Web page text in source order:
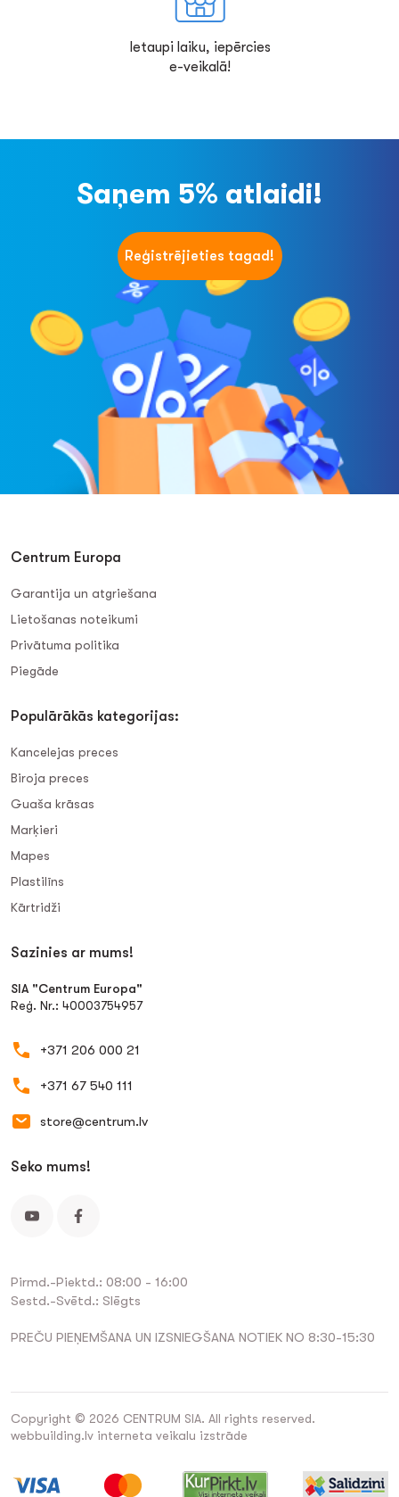
Ietaupi laiku, iepērcies
e-veikalā!
Saņem 5% atlaidi!
Reģistrējieties tagad!
Centrum Europa
Garantija un atgriešana
Lietošanas noteikumi
Privātuma politika
Piegāde
Populārākās kategorijas:
Kancelejas preces
Biroja preces
Guaša krāsas
Marķieri
Mapes
Plastilīns
Kārtridži
Sazinies ar mums!
SIA "Centrum Europa"
Reģ. Nr.: 40003754957
+371 206 000 21
+371 67 540 111
store@centrum.lv
Seko mums!
Pirmd.-Piektd.: 08:00 - 16:00
Sestd.-Svētd.: Slēgts
PREČU PIEŅEMŠANA UN IZSNIEGŠANA NOTIEK NO 8:30-15:30
Copyright © 2026 CENTRUM SIA. All rights reserved.
webbuilding.lv interneta veikalu izstrāde